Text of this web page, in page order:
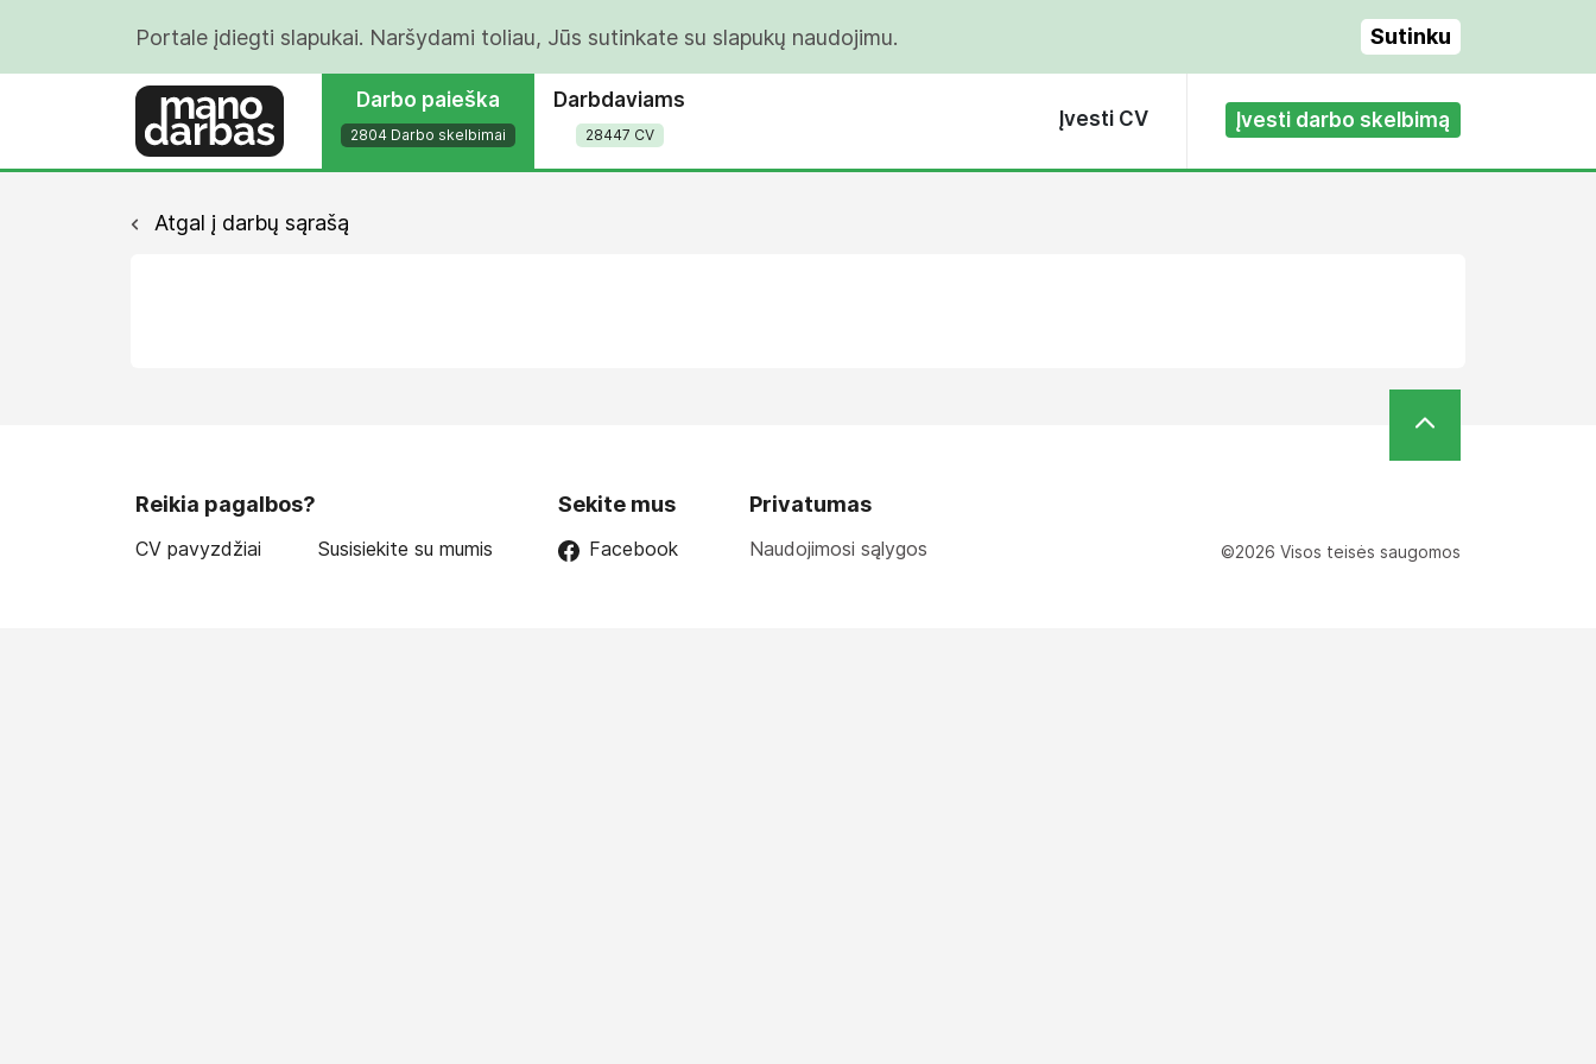
Portale įdiegti slapukai. Naršydami toliau, Jūs sutinkate su slapukų naudojimu. Sutinku
Darbo paieška
2804 Darbo skelbimai
Darbdaviams
28447 CV
Įvesti CV Įvesti darbo skelbimą
Atgal į darbų sąrašą
Reikia pagalbos?
CV pavyzdžiai Susisiekite su mumis
Sekite mus
Facebook
Privatumas
Naudojimosi sąlygos ©2026 Visos teisės saugomos